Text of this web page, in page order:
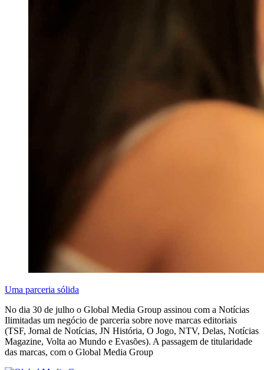
Uma parceria sólida
No dia 30 de julho o Global Media Group assinou com a Notícias
Ilimitadas um negócio de parceria sobre nove marcas editoriais
(TSF, Jornal de Notícias, JN História, O Jogo, NTV, Delas, Notícias
Magazine, Volta ao Mundo e Evasões). A passagem de titularidade
das marcas, com o Global Media Group